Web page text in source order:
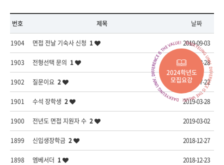
2024학년도
모집요강
번호 제목 날짜
1904 면접 전날 기숙사 신청 1 2019-09-03
1903 전형선택 문의 1 2019-08-28
1902 질문이요 2 2019-07-22
1901 수석 장학생 2 2019-03-28
1900 전년도 면접 지원자 수 2 2019-03-02
1899 신입생장학금 2 2018-12-27
1898 엠베서더 1 2018-12-23